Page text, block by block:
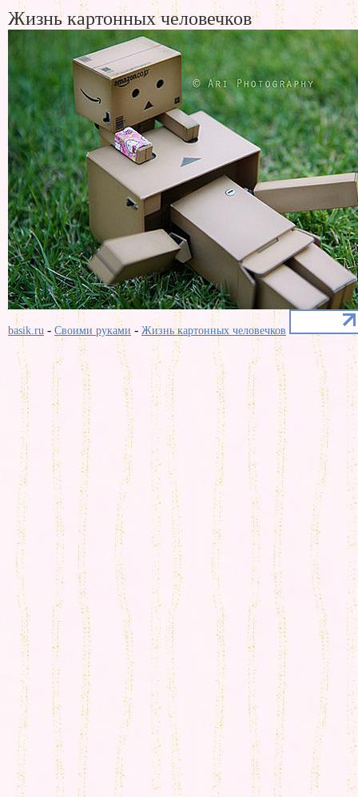
Жизнь картонных человечков
basik.ru - Своими руками - Жизнь картонных человечков